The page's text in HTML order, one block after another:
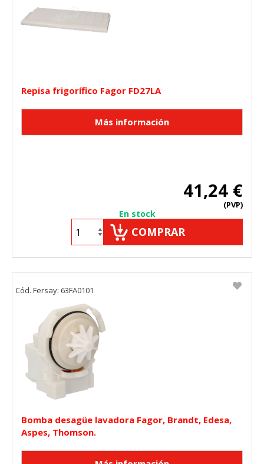
Repisa frigorífico Fagor FD27LA
41,24 €
(PVP)
En stock
COMPRAR
Bomba desagüe lavadora Fagor, Brandt, Edesa,
Aspes, Thomson.
Cód. Fersay: 63FA0101
CONFIGURACIÓN DE COOKIES